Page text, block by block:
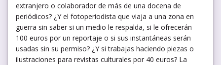
extranjero o colaborador de más de una docena de
periódicos? ¿Y el fotoperiodista que viaja a una zona en
guerra sin saber si un medio le respalda, si le ofrecerán
100 euros por un reportaje o si sus instantáneas serán
usadas sin su permiso? ¿Y si trabajas haciendo piezas o
ilustraciones para revistas culturales por 40 euros? La